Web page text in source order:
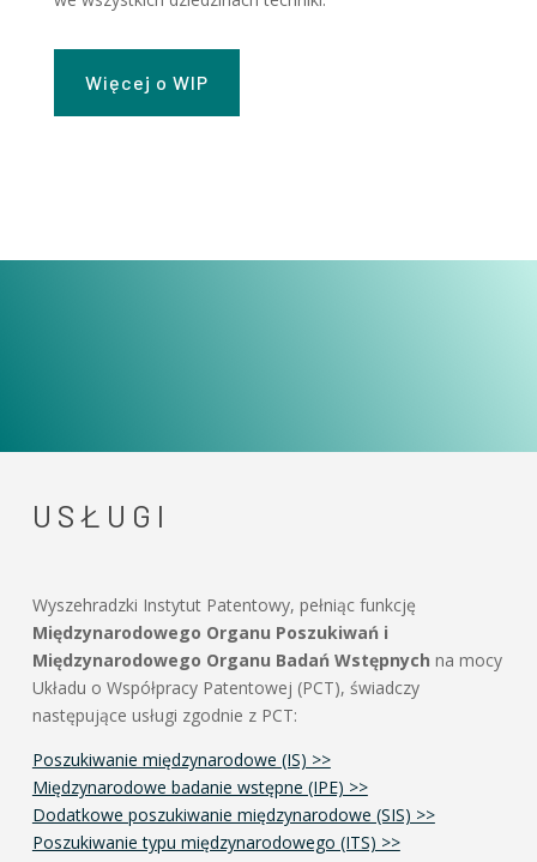
Więcej o WIP
USŁUGI
Wyszehradzki Instytut Patentowy, pełniąc funkcję
Międzynarodowego Organu Poszukiwań i
Międzynarodowego Organu Badań Wstępnych na mocy
Układu o Współpracy Patentowej (PCT), świadczy
następujące usługi zgodnie z PCT:
Poszukiwanie międzynarodowe (IS) >>
Międzynarodowe badanie wstępne (IPE) >>
Dodatkowe poszukiwanie międzynarodowe (SIS) >>
Poszukiwanie typu międzynarodowego (ITS) >>